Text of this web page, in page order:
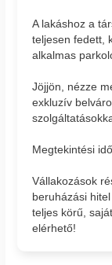
A lakáshoz a
teljesen fedett,
alkalmas
Jöjjön, nézze
exkluzív
Megtekintési
Vállakozások
beruházási
teljes körű,
elérhető!